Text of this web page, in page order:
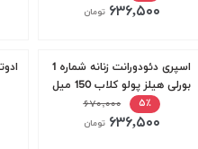
۶۳۶,۵۰۰ تومان
اسپری دئودورانت زنانه شماره 1
بورلی هیلز پولو کلاب 150 میل
۵٪
۶۷۰,۰۰۰
۶۳۶,۵۰۰ تومان